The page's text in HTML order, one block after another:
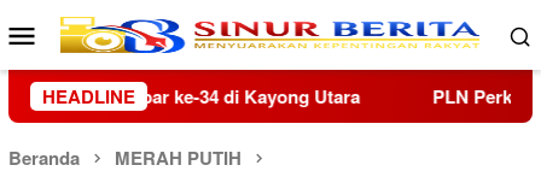
Loncat
ke
konten
Menu
Mobile
HEADLINE
PLN Perkuat Implementasi Budaya Keselamatan
Beranda MERAH PUTIH